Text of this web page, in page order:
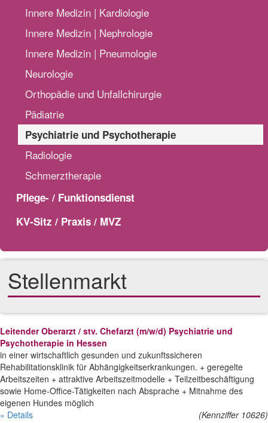
Innere Medizin | Kardiologie
Innere Medizin | Nephrologie
Innere Medizin | Pneumologie
Neurologie
Orthopädie und Unfallchirurgie
Pädiatrie
Psychiatrie und Psychotherapie
Radiologie
Schmerztherapie
Pflege- / Funktionsdienst
KV-Sitz / Praxis / MVZ
Stellenmarkt
Leitender Oberarzt / stv. Chefarzt (m/w/d) Psychiatrie und
Psychotherapie in Hessen
in einer wirtschaftlich gesunden und zukunftssicheren
Rehabilitationsklinik für Abhängigkeitserkrankungen. + geregelte
Arbeitszeiten + attraktive Arbeitszeitmodelle + Teilzeitbeschäftigung
sowie Home-Office-Tätigkeiten nach Absprache + Mitnahme des
eigenen Hundes möglich
» Details
(Kennziffer 10626)